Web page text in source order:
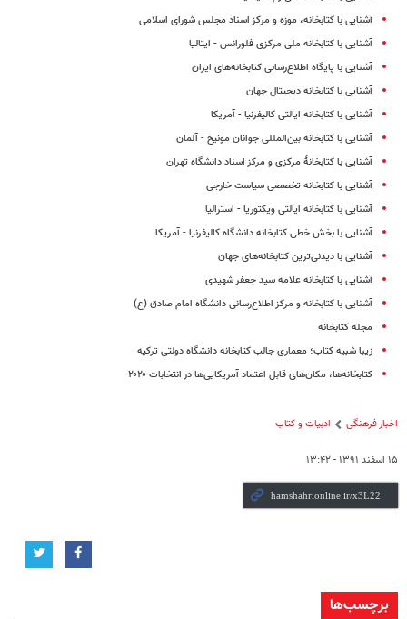
آشنایی با کتابخانه، موزه و مرکز اسناد مجلس شورای اسلامی
آشنایی با کتابخانه ملی مرکزی فلورانس - ایتالیا
آشنایی با پایگاه اطلاع‌رسانى کتابخانه‌های ایران
آشنایی با کتابخانه دیجیتال جهان
آشنایی با کتابخانه ایالتی کالیفرنیا - آمریکا
آشنایی با کتابخانه بین‌المللی جوانان مونیخ - آلمان
آشنایی با کتابخانۀ مرکزی و مرکز اسناد دانشگاه تهران
آشنایی با کتابخانه تخصصی سیاست خارجی
آشنایی با کتابخانه ایالتی ویکتوریا - استرالیا
آشنایی با بخش خطی کتابخانه دانشگاه کالیفرنیا - آمریکا
آشنایی با دیدنی‌ترین کتابخانه‌های جهان
آشنایی با کتابخانه علامه سید جعفر شهیدی
آشنایی با کتابخانه و مرکز اطلاع‌رسانی دانشگاه امام صادق (ع)
مجله کتابخانه
زیبا شبیه کتاب؛ معماری جالب کتابخانه دانشگاه دولتی ترکیه
کتابخانه‌ها، مکان‌های قابل اعتماد آمریکایی‌ها در انتخابات ۲۰۲۰
برچسب‌ها
اخبار فرهنگی ادبیات و کتاب
۱۵ اسفند ۱۳۹۱ - ۱۳:۴۲